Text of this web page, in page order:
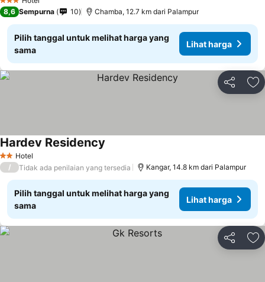
3 Bintang
8,6 Sempurna 10 Chamba, 12.7 km dari Palampur
Pilih tanggal untuk melihat harga yang
sama
Lihat harga
Bagikan
2 Bintang
Hotel
Hardev Residency
/ Tidak ada penilaian yang tersedia Kangar, 14.8 km dari Palampur
Pilih tanggal untuk melihat harga yang
sama
Lihat harga
Bagikan